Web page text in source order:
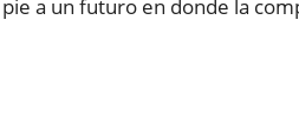
a un futuro en donde la